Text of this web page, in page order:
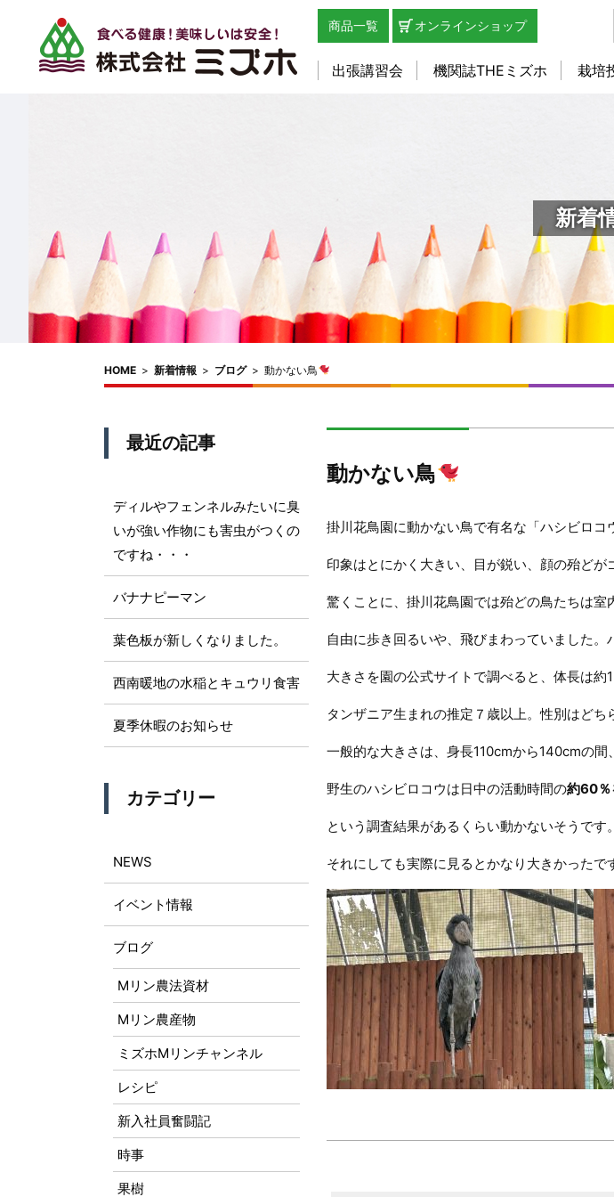
商品一覧 オンラインショップ
出張講習会 機関誌THEミズホ 栽培
新着
HOME > 新着情報 > ブログ> 動かない鳥
動かない鳥
掛川花鳥園に動かない鳥で有名な「ハシビロコ
印象はとにかく大きい、目が鋭い、顔の殆どが
驚くことに、掛川花鳥園では殆どの鳥たちは
自由に歩き回るいや、飛びまわっていました。
大きさを園の公式サイトで調べると、体長は約
タンザニア生まれの推定７歳以上。性別はどち
一般的な大きさは、身長110cmから140cmの
野生のハシビロコウは日中の活動時間の約60％
という調査結果があるくらい動かないそうです。
それにしても実際に見るとかなり大きかった
最近の記事
ディルやフェンネルみたいに臭
いが強い作物にも害虫がつくの
ですね・・・
バナナピーマン
葉色板が新しくなりました。
西南暖地の水稲とキュウリ食害
夏季休暇のお知らせ
カテゴリー
NEWS
イベント情報
ブログ
Mリン農法資材
Mリン農産物
ミズホMリンチャンネル
レシピ
新入社員奮闘記
時事
果樹